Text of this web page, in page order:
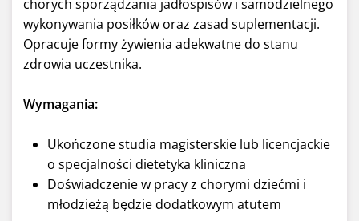
chorych sporządzania jadłospisów i samodzielnego
wykonywania posiłków oraz zasad suplementacji.
Opracuje formy żywienia adekwatne do stanu
zdrowia uczestnika.
Wymagania:
Ukończone studia magisterskie lub licencjackie
o specjalności dietetyka kliniczna
Doświadczenie w pracy z chorymi dziećmi i
młodzieżą będzie dodatkowym atutem